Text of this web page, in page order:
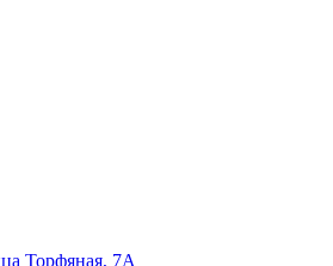
Торфяная, 7А